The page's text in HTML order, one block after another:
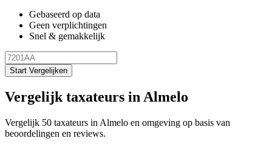
Gebaseerd op data
Geen verplichtingen
Snel & gemakkelijk
Start Vergelijken
Vergelijk taxateurs in Almelo
Vergelijk 50 taxateurs in Almelo en omgeving op basis van
beoordelingen en reviews.